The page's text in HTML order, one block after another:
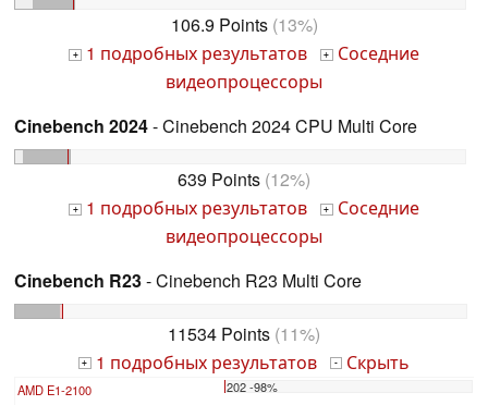
106.9 Points(13%)
+ 1 подробных результатов + Соседние
видеопроцессоры
Cinebench 2024- Cinebench 2024 CPU Multi Core
639 Points (12%)
+ 1 подробных результатов + Соседние
видеопроцессоры
Cinebench R23- Cinebench R23 Multi Core
11534 Points (11%)
+ 1 подробных результатов - Скрыть
AMD E1-2100 202 -98%